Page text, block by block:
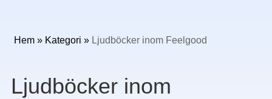
Hem» Kategori » Ljudböcker inom Feelgood
Ljudböcker inom